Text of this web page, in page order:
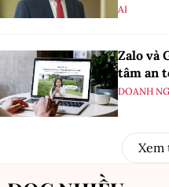
AI
Zalo và
tâm an
DOANH
Xem